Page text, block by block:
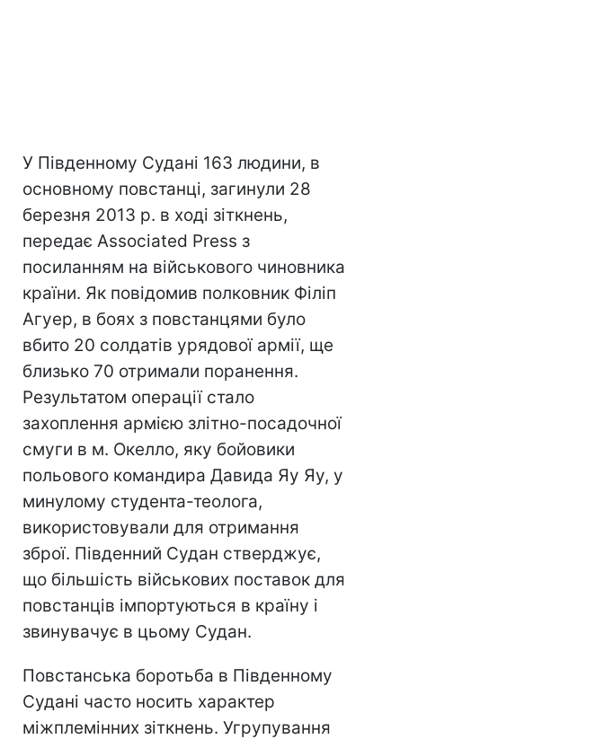
У Південному Судані 163 людини, в
основному повстанці, загинули 28
березня 2013 р. в ході зіткнень,
передає Associated Press з
посиланням на військового чиновника
країни. Як повідомив полковник Філіп
Агуер, в боях з повстанцями було
вбито 20 солдатів урядової армії, ще
близько 70 отримали поранення.
Результатом операції стало
захоплення армією злітно-посадочної
смуги в м. Окелло, яку бойовики
польового командира Давида Яу Яу, у
минулому студента-теолога,
використовували для отримання
зброї. Південний Судан стверджує,
що більшість військових поставок для
повстанців імпортуються в країну і
звинувачує в цьому Судан.
Повстанська боротьба в Південному
Судані часто носить характер
міжплемінних зіткнень. Угрупування